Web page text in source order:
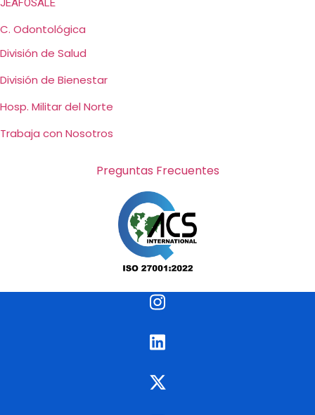
JEAFOSALE
C. Odontológica
División de Salud
División de Bienestar
Hosp. Militar del Norte
Trabaja con Nosotros
Preguntas Frecuentes